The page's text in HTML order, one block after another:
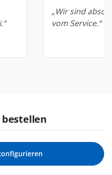
„Wir sind
vom Service.“